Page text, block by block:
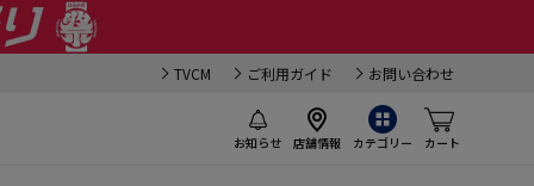
TVCM ご利用ガイド お問い合わせ
お知らせ 店舗情報 カテゴリー カート